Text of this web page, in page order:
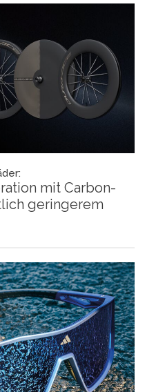
mit Carbon-
geringerem